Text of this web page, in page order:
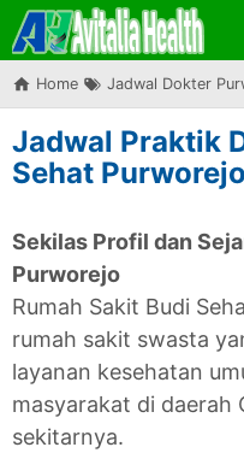
Skip to
Home Jadwal Dokter
Jadwal Praktik
Sehat
Sekilas Profil dan
Purworejo
Rumah Sakit Budi
rumah sakit swasta
layanan kesehatan
masyarakat di daerah
sekitarnya.